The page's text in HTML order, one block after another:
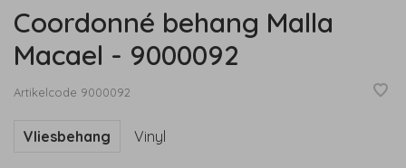
Coordonné behang Malla
Macael - 9000092
Artikelcode 9000092
Vliesbehang Vinyl